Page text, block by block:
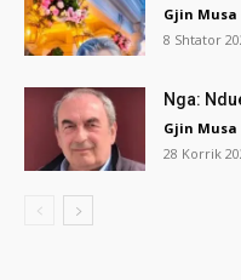
Gjin Musa
8 Shtator
Nga:
Gjin Musa
28 Korrik